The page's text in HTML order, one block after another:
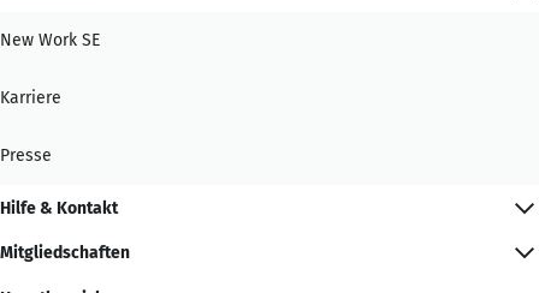
New Work SE
Karriere
Presse
Hilfe & Kontakt
Mitgliedschaften